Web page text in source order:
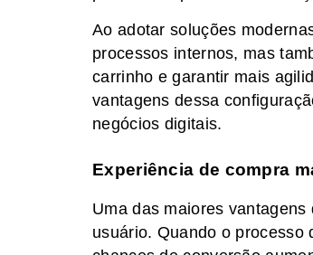
Ao adotar soluções
processos internos, mas
carrinho e garantir mais
vantagens dessa
negócios digitais.
Experiência de compra
Uma das maiores
usuário. Quando o processo